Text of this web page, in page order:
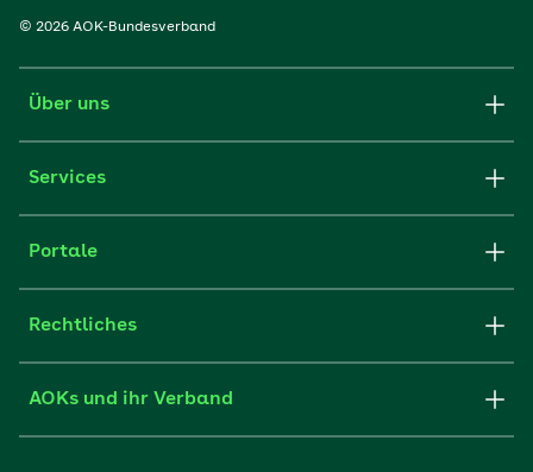
© 2026 AOK-Bundesverband
Über uns
Services
Portale
Rechtliches
AOKs und ihr Verband